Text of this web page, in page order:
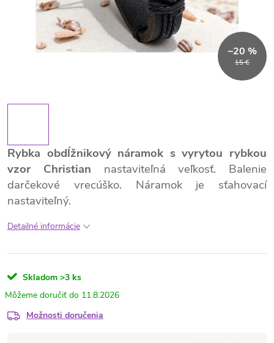
15 €
–20 %
Rybka obdĺžnikový náramok s vyrytou rybkou
vzor Christian nastaviteľná veľkosť. Balenie
darčekové vrecúško. Náramok je sťahovací
nastaviteľný.
Detailné informácie
Skladom >3 ks
11.8.2026
Možnosti doručenia